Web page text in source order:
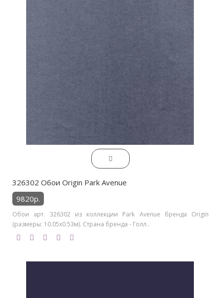
326302 Обои Origin Park Avenue
9820р.
Обои арт. 326302 из коллекции Park Avenue бренда Origin
(размеры: 10.05х0.53м). Страна бренда - Голл..